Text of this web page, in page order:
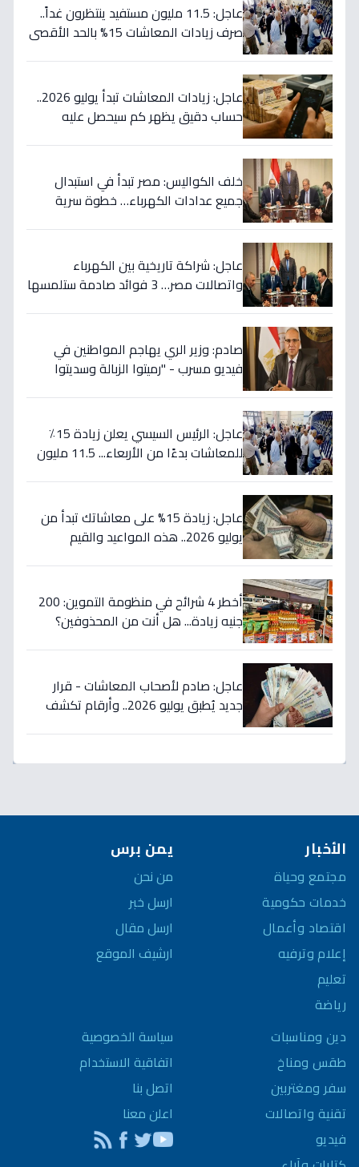
عاجل: 11.5 مليون مستفيد ينتظرون غداً..
صرف زيادات المعاشات 15% بالحد الأقصى
عاجل: زيادات المعاشات تبدأ يوليو 2026..
حساب دقيق يظهر كم سيحصل عليه
خلف الكواليس: مصر تبدأ في استبدال
جميع عدادات الكهرباء… خطوة سرية
عاجل: شراكة تاريخية بين الكهرباء
واتصالات مصر… 3 فوائد صادمة ستلمسها
صادم: وزير الري يهاجم المواطنين في
فيديو مسرب - "رميتوا الزبالة وسديتوا
عاجل: الرئيس السيسي يعلن زيادة 15٪
للمعاشات بدءًا من الأربعاء... 11.5 مليون
عاجل: زيادة 15% على معاشاتك تبدأ من
يوليو 2026.. هذه المواعيد والقيم
أخطر 4 شرائح في منظومة التموين: 200
جنيه زيادة... هل أنت من المحذوفين؟
عاجل: صادم لأصحاب المعاشات - قرار
جديد يُطبق يوليو 2026.. وأرقام تكشف
الأخبار
مجتمع وحياة
خدمات حكومية
اقتصاد وأعمال
إعلام وترفيه
تعليم
رياضة
دين ومناسبات
طقس ومناخ
سفر ومغتربين
تقنية واتصالات
فيديو
يمن برس
من نحن
ارسل خبر
ارسل مقال
ارشيف الموقع
سياسة الخصوصية
اتفاقية الاستخدام
اتصل بنا
اعلن معنا